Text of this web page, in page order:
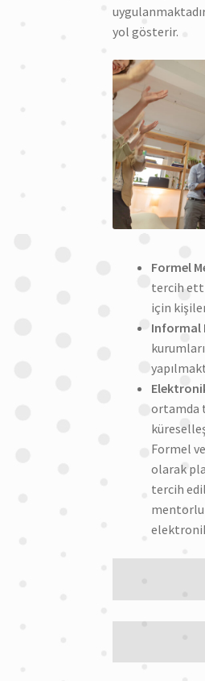
yol gösterir.
Formel
tercih
için
Informal
ortamda
Formel
olarak
tercih